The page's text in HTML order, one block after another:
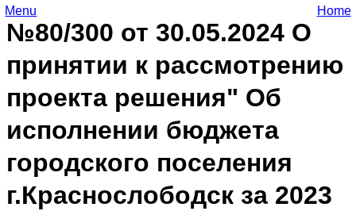
№80/300 от 30.05.2024 О
принятии к рассмотрению
проекта решения" Об
исполнении бюджета
городского поселения
г.Краснослободск за 2023
Menu Home